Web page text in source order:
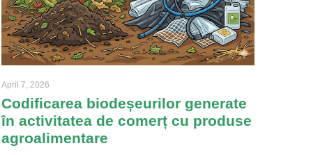
April 7, 2026
Codificarea biodeșeurilor generate
în activitatea de comerț cu produse
agroalimentare